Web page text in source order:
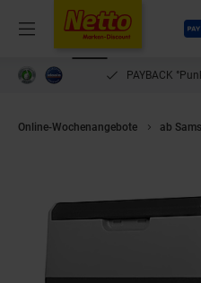
Menü
PAYBACK
Online-Wochenangebote ab